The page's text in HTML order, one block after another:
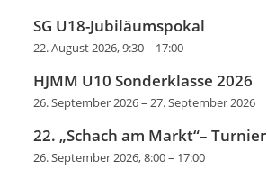
SG U18-Jubiläumspokal
22. August 2026, 9:30– 17:00
HJMM U10 Sonderklasse 2026
26. September 2026–27. September 2026
22. „Schach am Markt“– Turnier
26. September 2026, 8:00– 17:00